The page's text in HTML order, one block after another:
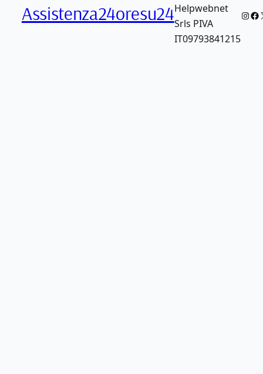
Assistenza24oresu24Helpwebnet
Srls PIVA
IT09793841215